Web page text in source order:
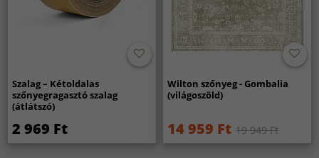
Szalag – Kétoldalas
szőnyegragasztó szalag
(átlátszó)
2 969 Ft
Wilton szőnyeg - Gombalia
(világoszöld)
14 959 Ft 19 949 Ft